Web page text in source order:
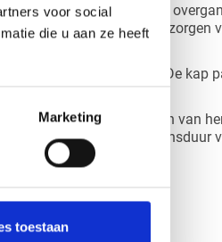
voor social
die u aan ze heeft
Marketing
toestaan
tussen panelen,
andere gevelmaterialen, zorgen
afwerking van het paneel. De kap
paneel.
het nauwkeurig afvoeren van
kozijn o.i.d. wat de levensduur